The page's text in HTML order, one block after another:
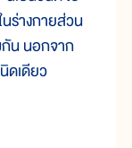
นร่างกายส่วน
กัน นอกจาก
ดเดียว